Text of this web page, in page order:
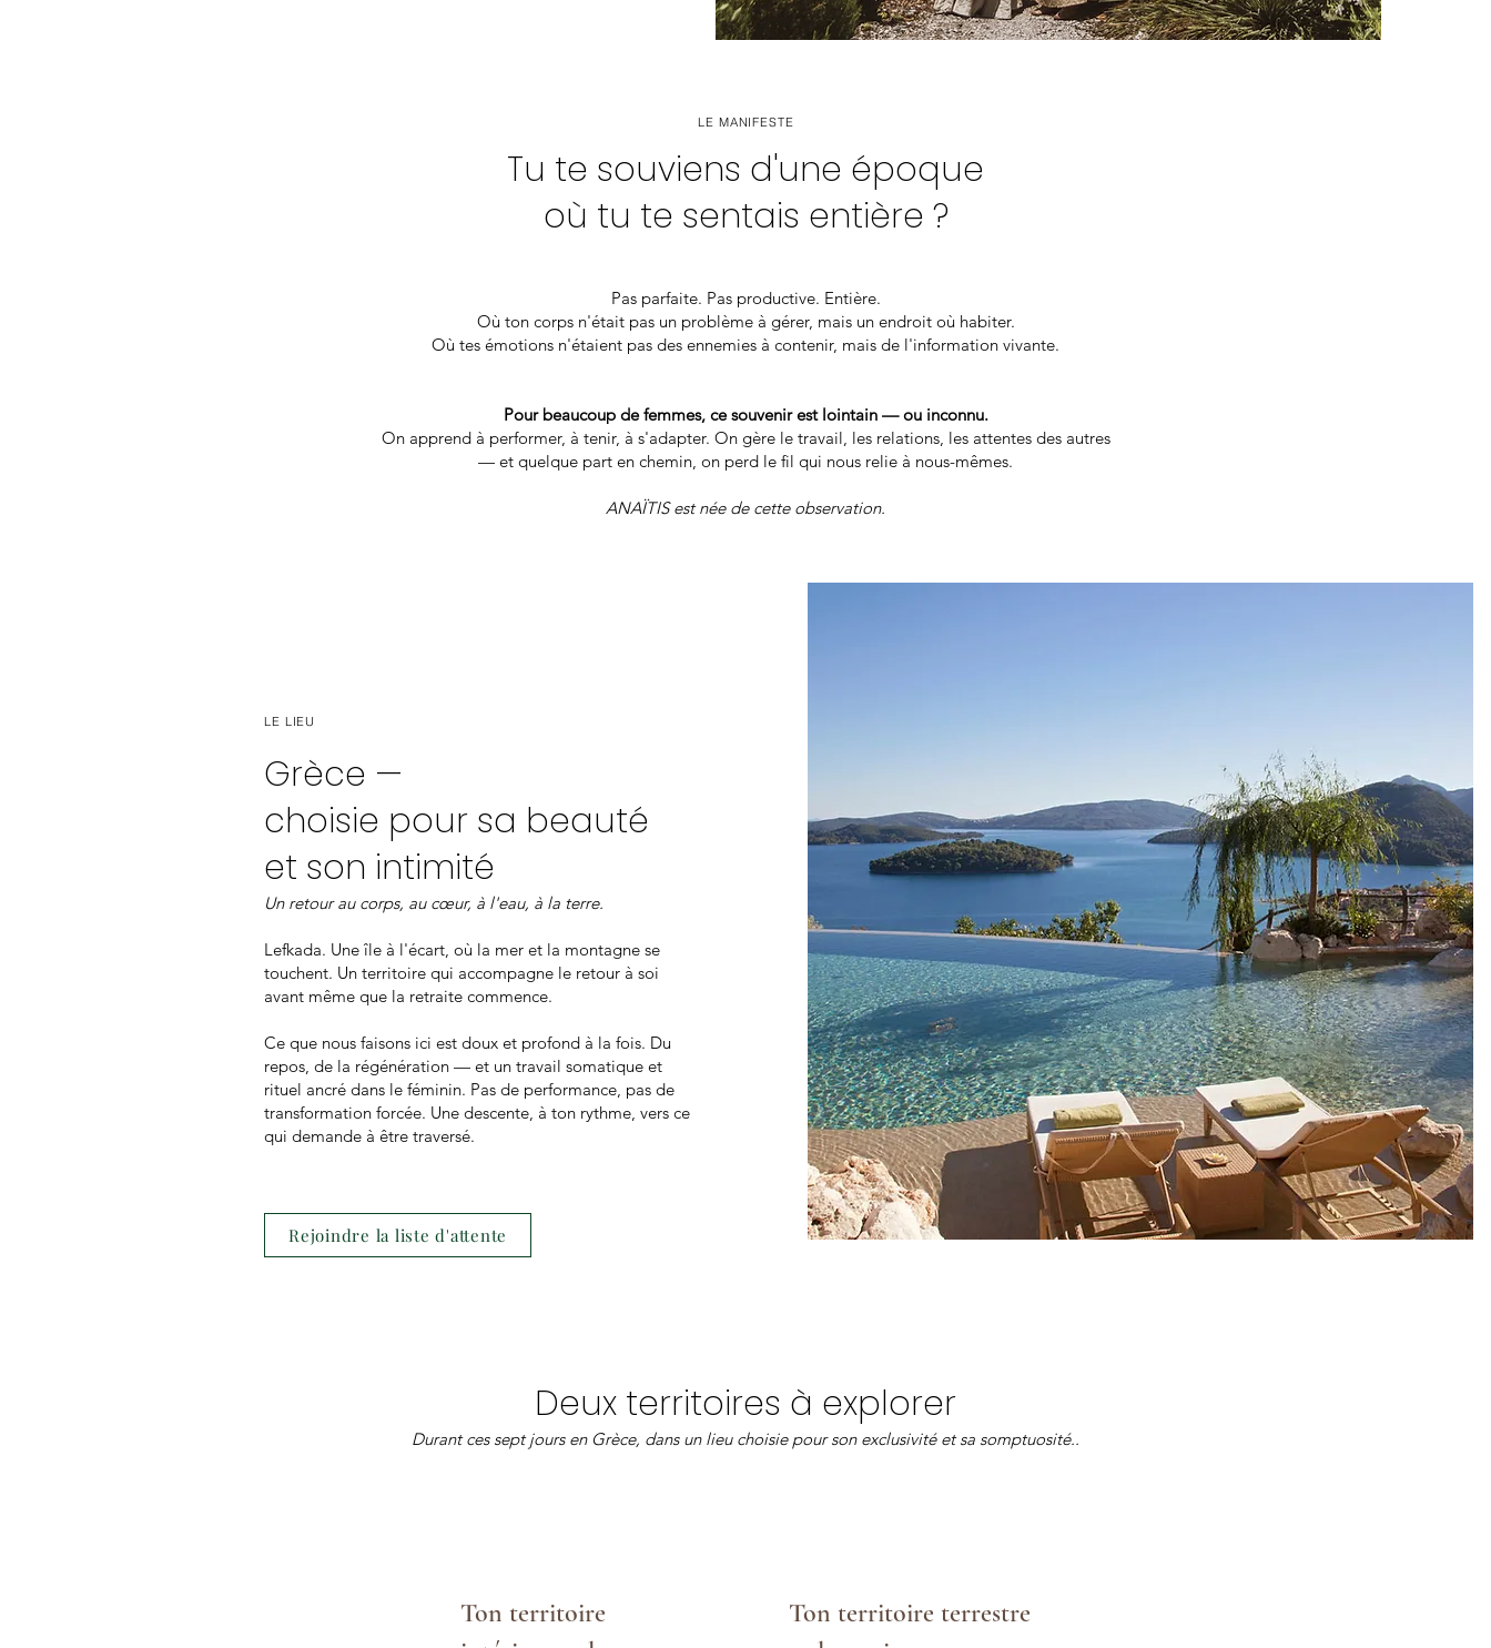
LE MANIFESTE
Tu te souviens d'une époque
où tu te sentais entière ?
Pas parfaite. Pas productive. Entière.
Où ton corps n'était pas un problème à gérer, mais un endroit où habiter.
Où tes émotions n'étaient pas des ennemies à contenir, mais de l'information vivante.
Pour beaucoup de femmes, ce souvenir est lointain — ou inconnu.
On apprend à performer, à tenir, à s'adapter. On gère le travail, les relations, les attentes des autres
— et quelque part en chemin, on perd le fil qui nous relie à nous-mêmes.
ANAÏTIS est née de cette observation.
LE LIEU
Grèce —
choisie pour sa beauté
et son intimité
Un retour au corps, au cœur, à l'eau, à la terre.
Lefkada. Une île à l'écart, où la mer et la montagne se
touchent. Un territoire qui accompagne le retour à soi
avant même que la retraite commence.
Ce que nous faisons ici est doux et profond à la fois. Du
repos, de la régénération — et un travail somatique et
rituel ancré dans le féminin. Pas de performance, pas de
transformation forcée. Une descente, à ton rythme, vers ce
qui demande à être traversé.
Rejoindre la liste d'attente
Deux territoires à explorer
Durant ces sept jours en Grèce, dans un lieu choisie pour son exclusivité et sa somptuosité..
Ton territoire
Ton territoire terrestre